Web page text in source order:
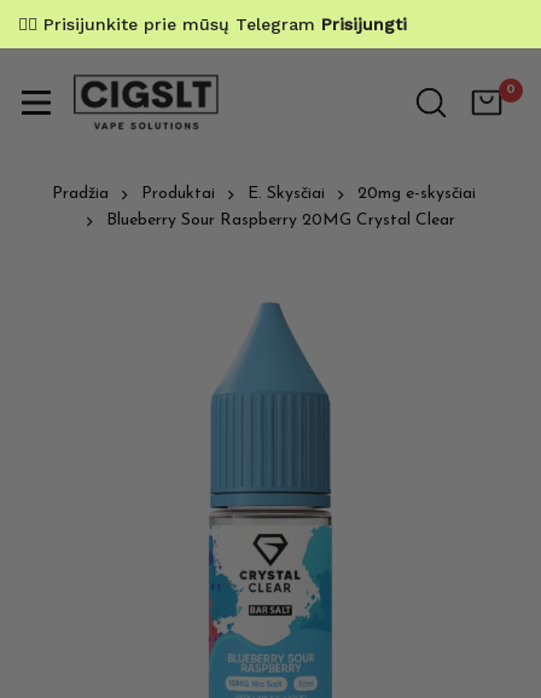
✌🏼 Prisijunkite prie mūsų Telegram Prisijungti
0
Pradžia Produktai E. Skysčiai
20mg e-skysčiai
Blueberry Sour Raspberry 20MG Crystal Clear